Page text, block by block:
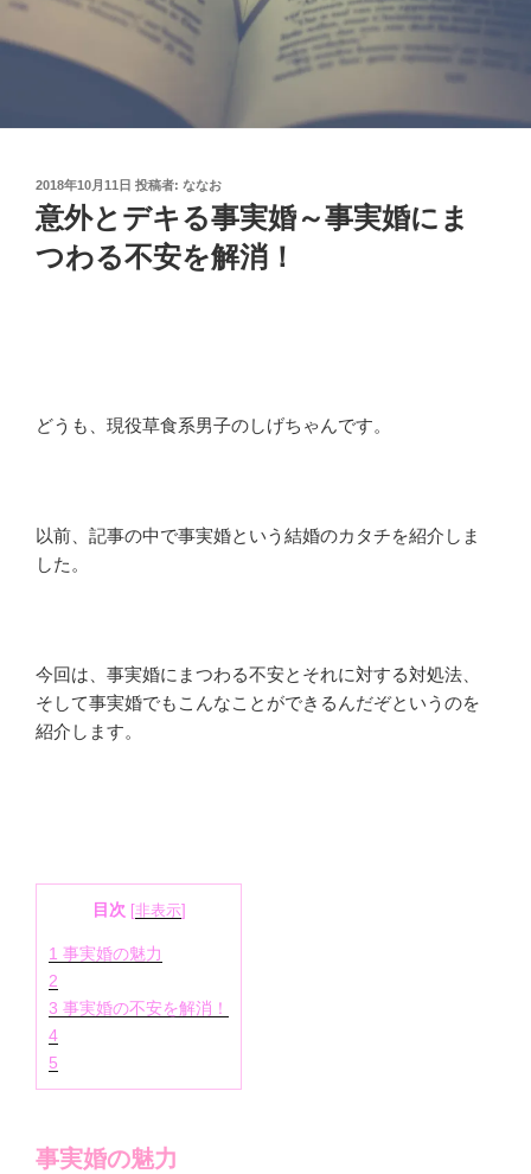
投
稿
日:
2018年10月11日 投稿者: ななお
意外とデキる事実婚～事実婚にま
つわる不安を解消！
どうも、現役草食系男子のしげちゃんです。
以前、記事の中で事実婚という結婚のカタチを紹介しま
した。
今回は、事実婚にまつわる不安とそれに対する対処法、
そして事実婚でもこんなことができるんだぞというのを
紹介します。
目次 [非表示]
1 事実婚の魅力
2
3 事実婚の不安を解消！
4
5
事実婚の魅力